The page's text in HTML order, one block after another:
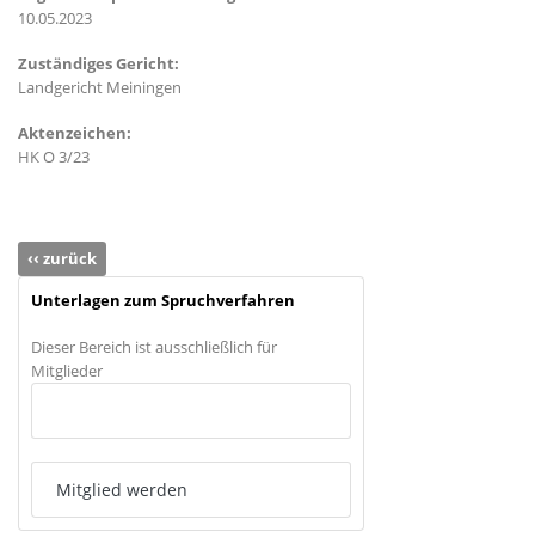
10.05.2023
Zuständiges Gericht:
Landgericht Meiningen
Aktenzeichen:
HK O 3/23
‹‹ zurück
Unterlagen zum Spruchverfahren
Dieser Bereich ist ausschließlich für
Mitglieder
Mitglied werden